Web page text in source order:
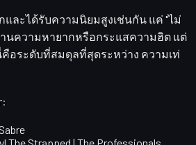
และได้รับความนิยมสูงเช่นกัน แค่ "ไม่
านความหายากหรือกระแสความฮิต แต่
อระดับที่สมดุลที่สุดระหว่าง ความเท่